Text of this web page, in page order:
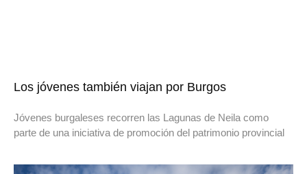
Los jóvenes también viajan por Burgos
Jóvenes burgaleses recorren las Lagunas de Neila como
parte de una iniciativa de promoción del patrimonio provincial